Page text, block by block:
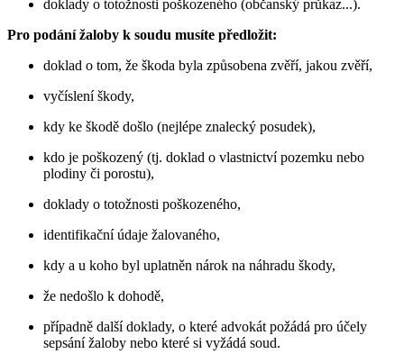
doklady o totožnosti poškozeného (občanský průkaz...).
Pro podání žaloby k soudu musíte předložit:
doklad o tom, že škoda byla způsobena zvěří, jakou zvěří,
vyčíslení škody,
kdy ke škodě došlo (nejlépe znalecký posudek),
kdo je poškozený (tj. doklad o vlastnictví pozemku nebo
plodiny či porostu),
doklady o totožnosti poškozeného,
identifikační údaje žalovaného,
kdy a u koho byl uplatněn nárok na náhradu škody,
že nedošlo k dohodě,
případně další doklady, o které advokát požádá pro účely
sepsání žaloby nebo které si vyžádá soud.